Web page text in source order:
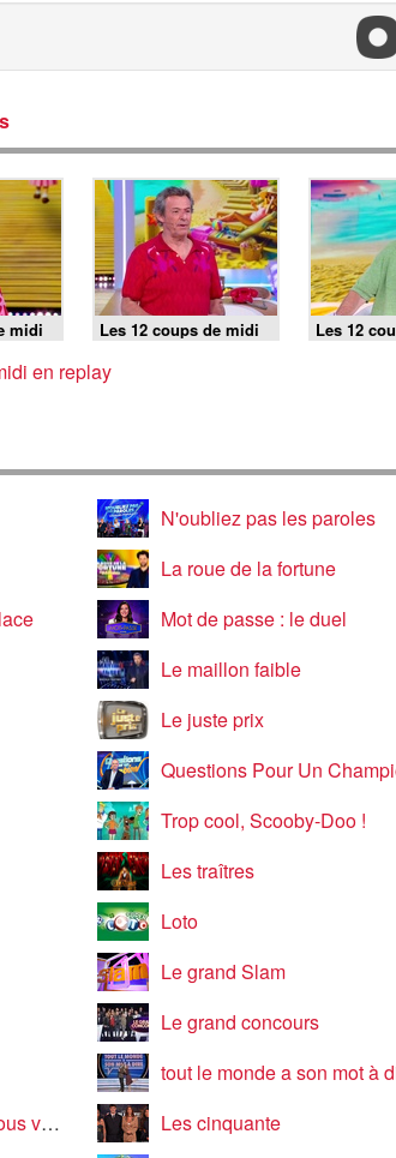
midi Les 12 coups de midi
du 5 août 2026
Les 12
du 4 août
en replay
N'oubliez pas les paroles
La roue de la fortune
Mot de passe : le duel
Le maillon faible
Le juste prix
Questions Pour Un
Trop cool, Scooby-Doo !
Les traîtres
Loto
Le grand Slam
Le grand concours
tout le monde a son mot à
yeux
Les cinquante